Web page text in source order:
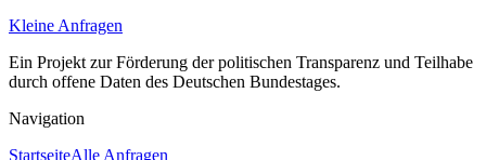
Kleine Anfragen
Ein Projekt zur Förderung der politischen Transparenz und Teilhabe
durch offene Daten des Deutschen Bundestages.
Navigation
StartseiteAlle Anfragen